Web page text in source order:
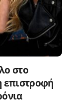
στο
επιστροφή